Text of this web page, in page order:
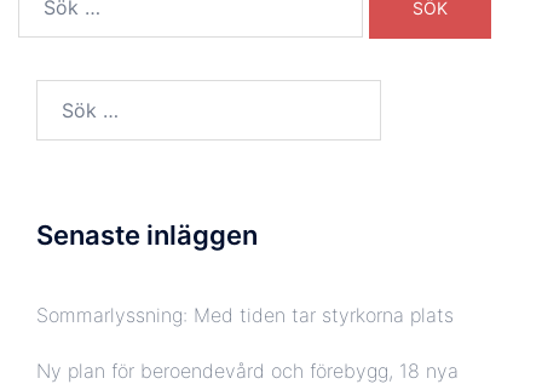
Senaste inläggen
Sommarlyssning: Med tiden tar styrkorna plats
Ny plan för beroendevård och förebygg, 18 nya